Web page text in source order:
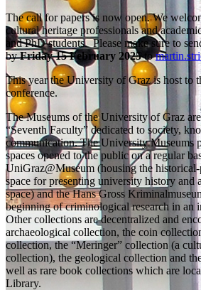
The call for papers is now open. We
cultural heritage professionals and
and PhD students. Please make sure to
byFriday 15 February 2025to
This year the University of Graz is host to
conference.
The Museums of the University of Graz
“Seventh Faculty” dedicated to society,
communication. The University Museums
spaces opened to the public on a regular
UniGraz@Museum (housing the
space for presenting university history and
space) and the Hans Gross
beginning of criminological research in an
Other collections are decentralized and
archaeological collection, the coin
collection, the “Meringer” collection (a
collection), the geological collection and
well as rare book collections which are
Library.